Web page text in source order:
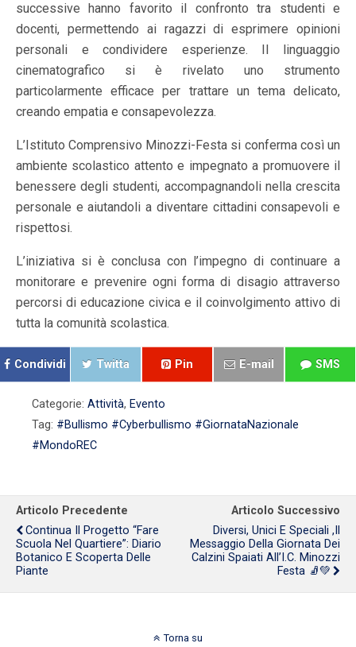
successive hanno favorito il confronto tra studenti e
docenti, permettendo ai ragazzi di esprimere opinioni
personali e condividere esperienze. Il linguaggio
cinematografico si è rivelato uno strumento
particolarmente efficace per trattare un tema delicato,
creando empatia e consapevolezza.
L’Istituto Comprensivo Minozzi-Festa si conferma così un
ambiente scolastico attento e impegnato a promuovere il
benessere degli studenti, accompagnandoli nella crescita
personale e aiutandoli a diventare cittadini consapevoli e
rispettosi.
L’iniziativa si è conclusa con l’impegno di continuare a
monitorare e prevenire ogni forma di disagio attraverso
percorsi di educazione civica e il coinvolgimento attivo di
tutta la comunità scolastica.
Condividi Twitta Pin E-mail SMS
Categorie: Attività, Evento
Tag: #Bullismo #Cyberbullismo #GiornataNazionale
#MondoREC
Articolo Precedente
Continua Il Progetto “Fare
Scuola Nel Quartiere”: Diario
Botanico E Scoperta Delle
Piante
Articolo Successivo
Diversi, Unici E Speciali ,il
Messaggio Della Giornata Dei
Calzini Spaiati All’I.C. Minozzi
Festa 🧦💚
Torna su